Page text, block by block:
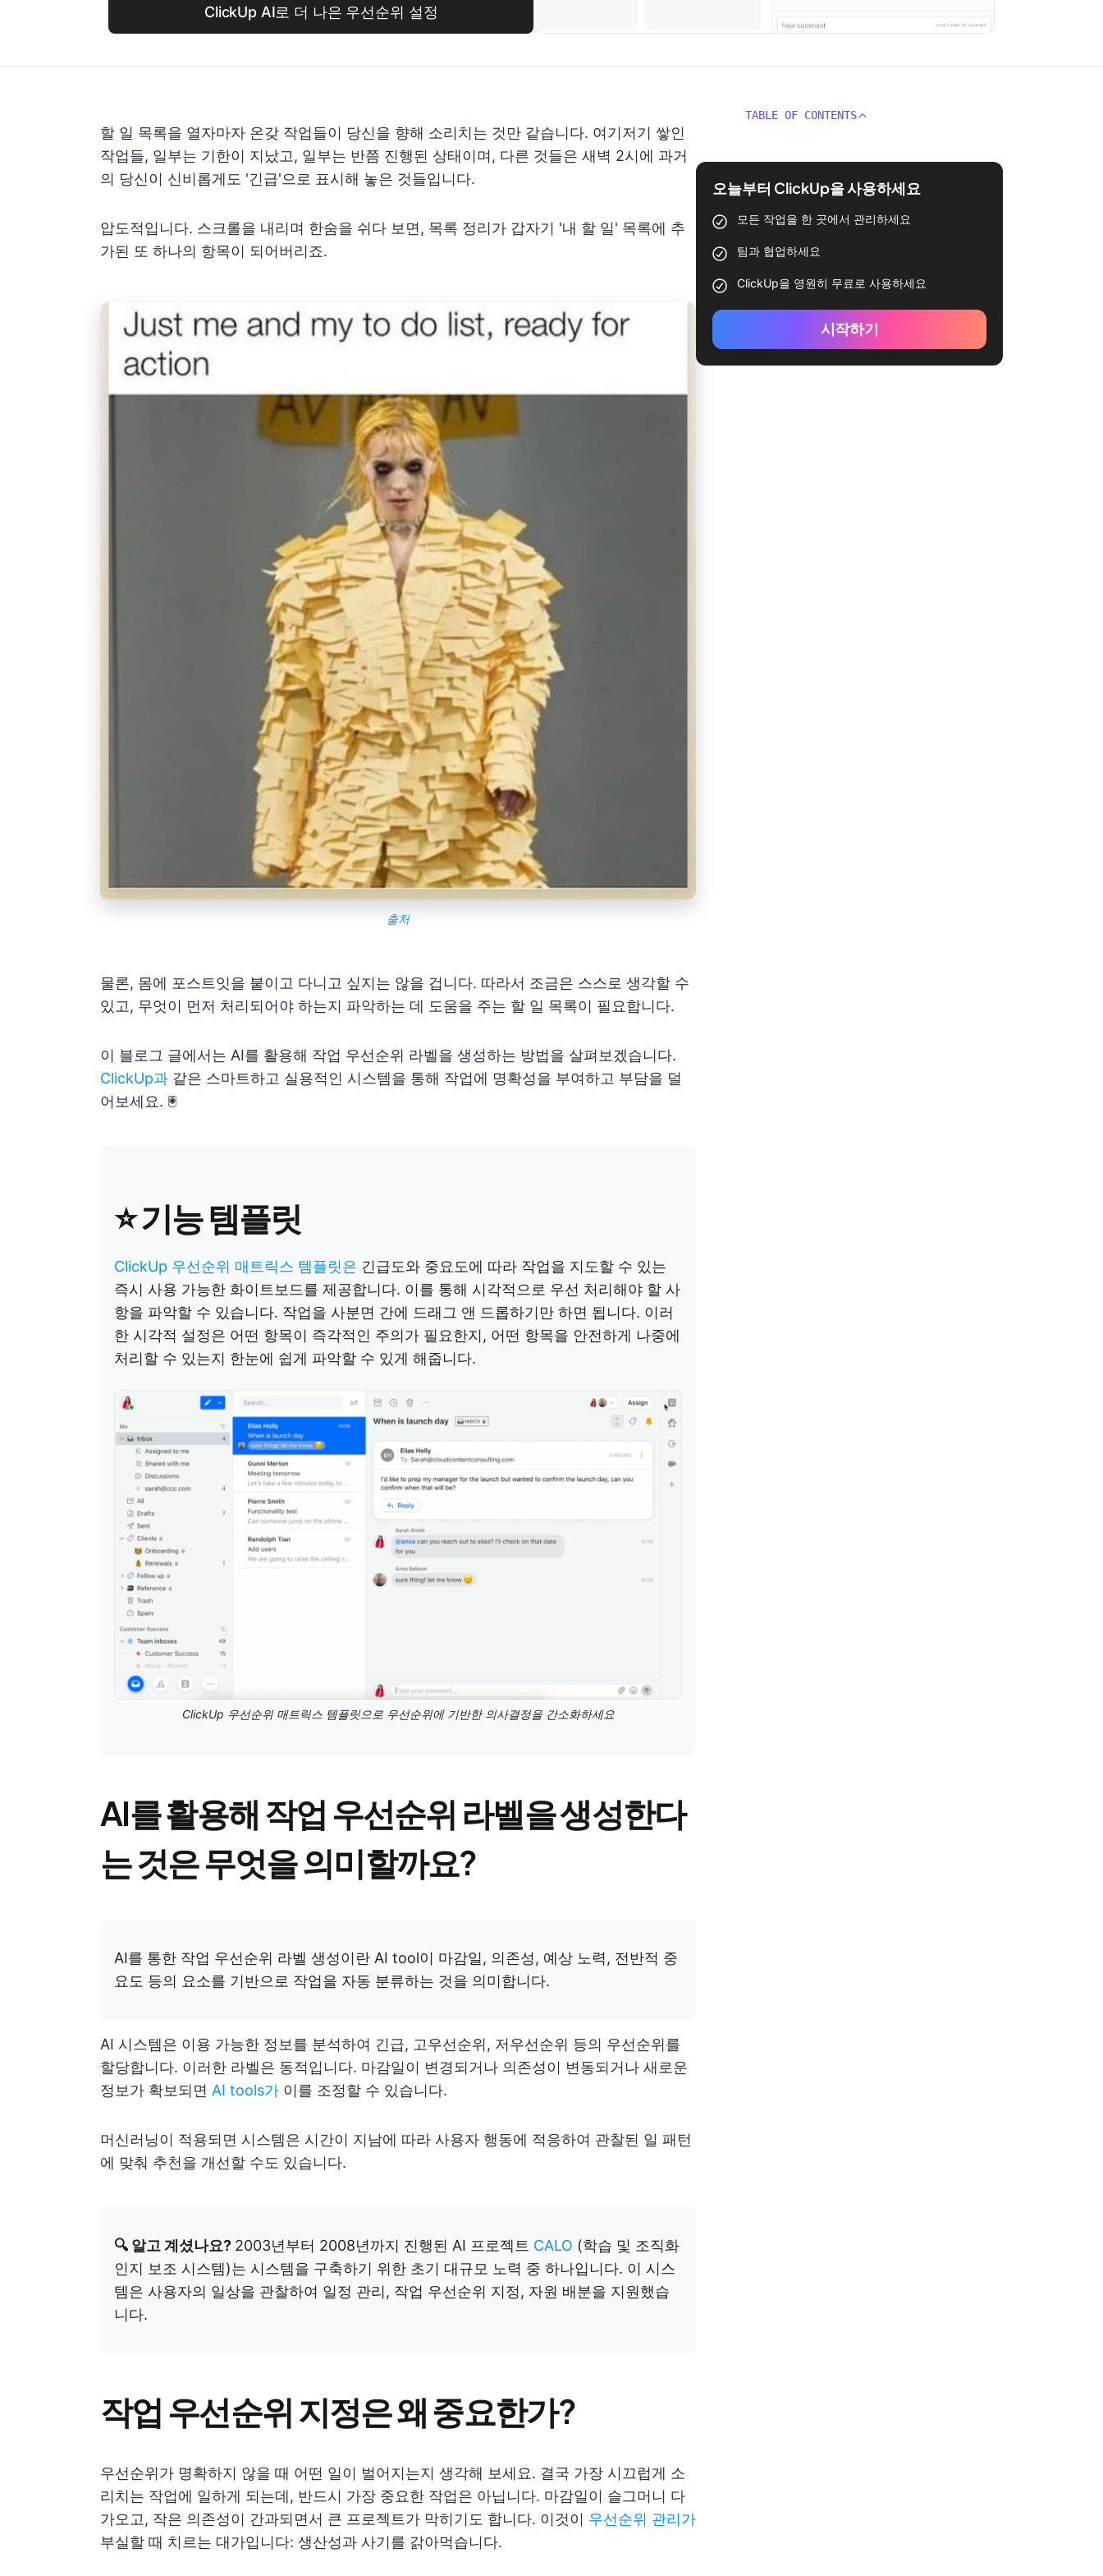
ClickUp AI로 더 나은 우선순위 설정
할 일 목록을 열자마자 온갖 작업들이 당신을 향해 소리치는 것만 같습니다. 여기저기 쌓인
작업들, 일부는 기한이 지났고, 일부는 반쯤 진행된 상태이며, 다른 것들은 새벽 2시에 과거
의 당신이 신비롭게도 '긴급'으로 표시해 놓은 것들입니다.
압도적입니다. 스크롤을 내리며 한숨을 쉬다 보면, 목록 정리가 갑자기 '내 할 일' 목록에 추
가된 또 하나의 항목이 되어버리죠.
출처
물론, 몸에 포스트잇을 붙이고 다니고 싶지는 않을 겁니다. 따라서 조금은 스스로 생각할 수
있고, 무엇이 먼저 처리되어야 하는지 파악하는 데 도움을 주는 할 일 목록이 필요합니다.
이 블로그 글에서는 AI를 활용해 작업 우선순위 라벨을 생성하는 방법을 살펴보겠습니다.
ClickUp과 같은 스마트하고 실용적인 시스템을 통해 작업에 명확성을 부여하고 부담을 덜
어보세요. 🖲️
⭐️ 기능 템플릿
ClickUp 우선순위 매트릭스 템플릿은 긴급도와 중요도에 따라 작업을 지도할 수 있는
즉시 사용 가능한 화이트보드를 제공합니다. 이를 통해 시각적으로 우선 처리해야 할 사
항을 파악할 수 있습니다. 작업을 사분면 간에 드래그 앤 드롭하기만 하면 됩니다. 이러
한 시각적 설정은 어떤 항목이 즉각적인 주의가 필요한지, 어떤 항목을 안전하게 나중에
처리할 수 있는지 한눈에 쉽게 파악할 수 있게 해줍니다.
ClickUp 우선순위 매트릭스 템플릿으로 우선순위에 기반한 의사결정을 간소화하세요
AI를 활용해 작업 우선순위 라벨을 생성한다
는 것은 무엇을 의미할까요?
AI를 통한 작업 우선순위 라벨 생성이란 AI tool이 마감일, 의존성, 예상 노력, 전반적 중
요도 등의 요소를 기반으로 작업을 자동 분류하는 것을 의미합니다.
AI 시스템은 이용 가능한 정보를 분석하여 긴급, 고우선순위, 저우선순위 등의 우선순위를
할당합니다. 이러한 라벨은 동적입니다. 마감일이 변경되거나 의존성이 변동되거나 새로운
정보가 확보되면 AI tools가 이를 조정할 수 있습니다.
머신러닝이 적용되면 시스템은 시간이 지남에 따라 사용자 행동에 적응하여 관찰된 일 패턴
에 맞춰 추천을 개선할 수도 있습니다.
🔍 알고 계셨나요? 2003년부터 2008년까지 진행된 AI 프로젝트 CALO (학습 및 조직화
인지 보조 시스템)는 시스템을 구축하기 위한 초기 대규모 노력 중 하나입니다. 이 시스
템은 사용자의 일상을 관찰하여 일정 관리, 작업 우선순위 지정, 자원 배분을 지원했습
니다.
작업 우선순위 지정은 왜 중요한가?
우선순위가 명확하지 않을 때 어떤 일이 벌어지는지 생각해 보세요. 결국 가장 시끄럽게 소
리치는 작업에 일하게 되는데, 반드시 가장 중요한 작업은 아닙니다. 마감일이 슬그머니 다
가오고, 작은 의존성이 간과되면서 큰 프로젝트가 막히기도 합니다. 이것이 우선순위 관리가
부실할 때 치르는 대가입니다: 생산성과 사기를 갉아먹습니다.
TABLE OF CONTENTS
오늘부터 ClickUp을 사용하세요
모든 작업을 한 곳에서 관리하세요
팀과 협업하세요
ClickUp을 영원히 무료로 사용하세요
시작하기